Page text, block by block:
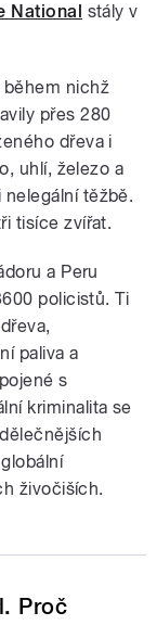
National stály v
během nichž
přes 280
dřeva i
uhlí, železo a
těžbě.
tisíce zvířat.
a Peru
policistů. Ti
paliva a
s
kriminalita se
živočiších.
Proč